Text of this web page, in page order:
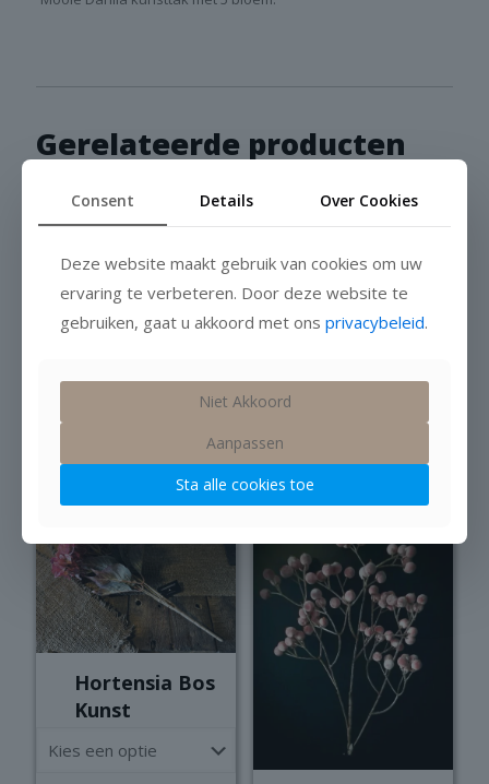
Gerelateerde producten
Kunsttoef Grijs
9,99
Kunsttoef Bruin
€9,99
Hortensia Bos
Kunst
Consent Details Over Cookies
Deze website maakt gebruik van cookies om uw
ervaring te verbeteren. Door deze website te
gebruiken, gaat u akkoord met ons privacybeleid.
Niet Akkoord
Aanpassen
Sta alle cookies toe